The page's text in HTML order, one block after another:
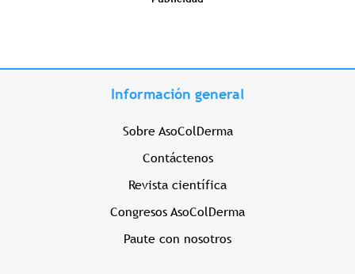
Información general
Sobre AsoColDerma
Contáctenos
Revista científica
Congresos AsoColDerma
Paute con nosotros